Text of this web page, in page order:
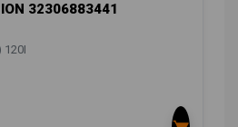
32306883441
120I